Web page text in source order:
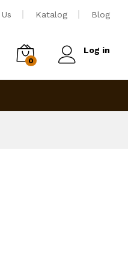
Katalog Blog
0
Log in
ke keranjang